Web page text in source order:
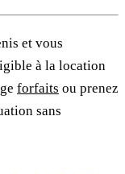
et vous
à la location
forfaits ou prenez
sans